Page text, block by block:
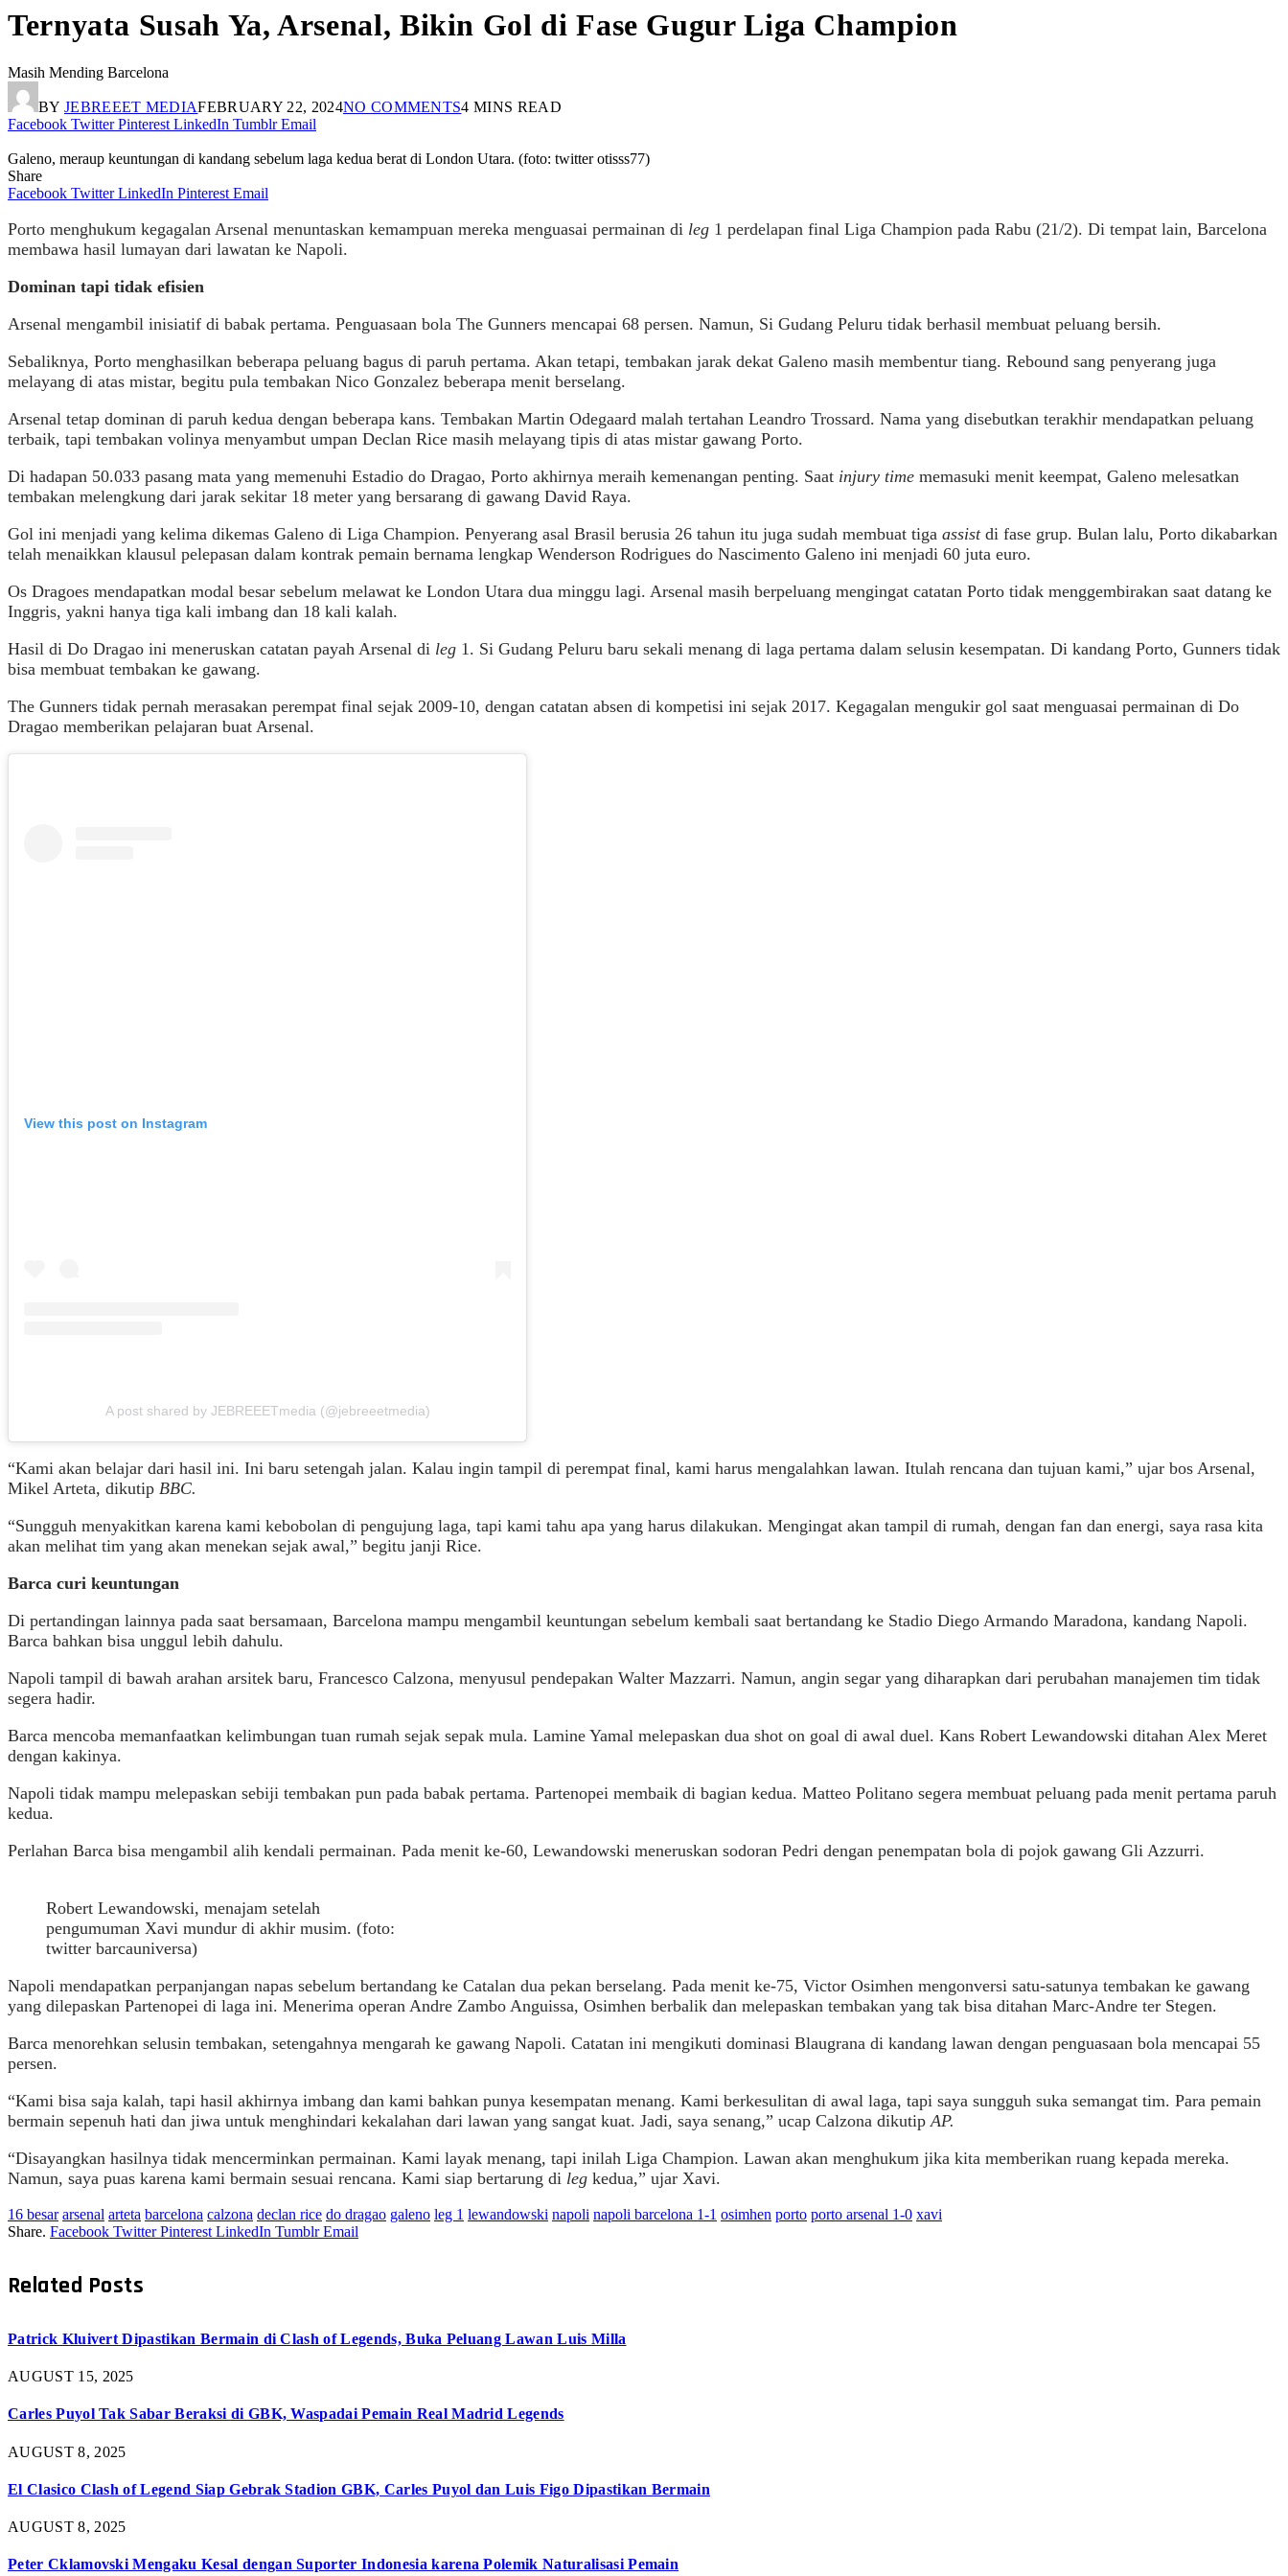
Ternyata Susah Ya, Arsenal, Bikin Gol di Fase Gugur Liga Champion
Masih Mending Barcelona
BY JEBREEET MEDIAFEBRUARY 22, 2024NO COMMENTS4 MINS READ
Facebook Twitter Pinterest LinkedIn Tumblr Email
Galeno, meraup keuntungan di kandang sebelum laga kedua berat di London Utara. (foto: twitter otisss77)
Share
Facebook Twitter LinkedIn Pinterest Email
Porto menghukum kegagalan Arsenal menuntaskan kemampuan mereka menguasai permainan di leg 1 perdelapan final Liga Champion pada Rabu (21/2). Di tempat lain, Barcelona
membawa hasil lumayan dari lawatan ke Napoli.
Dominan tapi tidak efisien
Arsenal mengambil inisiatif di babak pertama. Penguasaan bola The Gunners mencapai 68 persen. Namun, Si Gudang Peluru tidak berhasil membuat peluang bersih.
Sebaliknya, Porto menghasilkan beberapa peluang bagus di paruh pertama. Akan tetapi, tembakan jarak dekat Galeno masih membentur tiang. Rebound sang penyerang juga
melayang di atas mistar, begitu pula tembakan Nico Gonzalez beberapa menit berselang.
Arsenal tetap dominan di paruh kedua dengan beberapa kans. Tembakan Martin Odegaard malah tertahan Leandro Trossard. Nama yang disebutkan terakhir mendapatkan peluang
terbaik, tapi tembakan volinya menyambut umpan Declan Rice masih melayang tipis di atas mistar gawang Porto.
Di hadapan 50.033 pasang mata yang memenuhi Estadio do Dragao, Porto akhirnya meraih kemenangan penting. Saat injury time memasuki menit keempat, Galeno melesatkan
tembakan melengkung dari jarak sekitar 18 meter yang bersarang di gawang David Raya.
Gol ini menjadi yang kelima dikemas Galeno di Liga Champion. Penyerang asal Brasil berusia 26 tahun itu juga sudah membuat tiga assistdi fase grup. Bulan lalu, Porto dikabarkan
telah menaikkan klausul pelepasan dalam kontrak pemain bernama lengkap Wenderson Rodrigues do Nascimento Galeno ini menjadi 60 juta euro.
Os Dragoes mendapatkan modal besar sebelum melawat ke London Utara dua minggu lagi. Arsenal masih berpeluang mengingat catatan Porto tidak menggembirakan saat datang ke
Inggris, yakni hanya tiga kali imbang dan 18 kali kalah.
Hasil di Do Dragao ini meneruskan catatan payah Arsenal di leg 1. Si Gudang Peluru baru sekali menang di laga pertama dalam selusin kesempatan. Di kandang Porto, Gunners tidak
bisa membuat tembakan ke gawang.
The Gunners tidak pernah merasakan perempat final sejak 2009-10, dengan catatan absen di kompetisi ini sejak 2017. Kegagalan mengukir gol saat menguasai permainan di Do
Dragao memberikan pelajaran buat Arsenal.
View this post on Instagram
A post shared by JEBREEETmedia (@jebreeetmedia)
“Kami akan belajar dari hasil ini. Ini baru setengah jalan. Kalau ingin tampil di perempat final, kami harus mengalahkan lawan. Itulah rencana dan tujuan kami,” ujar bos Arsenal,
Mikel Arteta, dikutip BBC.
“Sungguh menyakitkan karena kami kebobolan di pengujung laga, tapi kami tahu apa yang harus dilakukan. Mengingat akan tampil di rumah, dengan fan dan energi, saya rasa kita
akan melihat tim yang akan menekan sejak awal,” begitu janji Rice.
Barca curi keuntungan
Di pertandingan lainnya pada saat bersamaan, Barcelona mampu mengambil keuntungan sebelum kembali saat bertandang ke Stadio Diego Armando Maradona, kandang Napoli.
Barca bahkan bisa unggul lebih dahulu.
Napoli tampil di bawah arahan arsitek baru, Francesco Calzona, menyusul pendepakan Walter Mazzarri. Namun, angin segar yang diharapkan dari perubahan manajemen tim tidak
segera hadir.
Barca mencoba memanfaatkan kelimbungan tuan rumah sejak sepak mula. Lamine Yamal melepaskan dua shot on goal di awal duel. Kans Robert Lewandowski ditahan Alex Meret
dengan kakinya.
Napoli tidak mampu melepaskan sebiji tembakan pun pada babak pertama. Partenopei membaik di bagian kedua. Matteo Politano segera membuat peluang pada menit pertama paruh
kedua.
Perlahan Barca bisa mengambil alih kendali permainan. Pada menit ke-60, Lewandowski meneruskan sodoran Pedri dengan penempatan bola di pojok gawang Gli Azzurri.
Robert Lewandowski, menajam setelah
pengumuman Xavi mundur di akhir musim. (foto:
twitter barcauniversa)
Napoli mendapatkan perpanjangan napas sebelum bertandang ke Catalan dua pekan berselang. Pada menit ke-75, Victor Osimhen mengonversi satu-satunya tembakan ke gawang
yang dilepaskan Partenopei di laga ini. Menerima operan Andre Zambo Anguissa, Osimhen berbalik dan melepaskan tembakan yang tak bisa ditahan Marc-Andre ter Stegen.
Barca menorehkan selusin tembakan, setengahnya mengarah ke gawang Napoli. Catatan ini mengikuti dominasi Blaugrana di kandang lawan dengan penguasaan bola mencapai 55
persen.
“Kami bisa saja kalah, tapi hasil akhirnya imbang dan kami bahkan punya kesempatan menang. Kami berkesulitan di awal laga, tapi saya sungguh suka semangat tim. Para pemain
bermain sepenuh hati dan jiwa untuk menghindari kekalahan dari lawan yang sangat kuat. Jadi, saya senang,” ucap Calzona dikutipAP.
“Disayangkan hasilnya tidak mencerminkan permainan. Kami layak menang, tapi inilah Liga Champion. Lawan akan menghukum jika kita memberikan ruang kepada mereka.
Namun, saya puas karena kami bermain sesuai rencana. Kami siap bertarung di leg kedua,” ujar Xavi.
16 besar arsenal arteta barcelona calzona declan rice do dragao galeno leg 1 lewandowski napoli napoli barcelona 1-1 osimhen porto porto arsenal 1-0 xavi
Share. Facebook Twitter Pinterest LinkedIn Tumblr Email
Related Posts
Patrick Kluivert Dipastikan Bermain di Clash of Legends, Buka Peluang Lawan Luis Milla
AUGUST 15, 2025
Carles Puyol Tak Sabar Beraksi di GBK, Waspadai Pemain Real Madrid Legends
AUGUST 8, 2025
El Clasico Clash of Legend Siap Gebrak Stadion GBK, Carles Puyol dan Luis Figo Dipastikan Bermain
AUGUST 8, 2025
Peter Cklamovski Mengaku Kesal dengan Suporter Indonesia karena Polemik Naturalisasi Pemain